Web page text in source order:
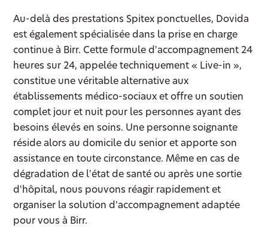
Au-delà des prestations Spitex ponctuelles, Dovida
est également spécialisée dans la prise en charge
continue à Birr. Cette formule d'accompagnement 24
heures sur 24, appelée techniquement « Live-in »,
constitue une véritable alternative aux
établissements médico-sociaux et offre un soutien
complet jour et nuit pour les personnes ayant des
besoins élevés en soins. Une personne soignante
réside alors au domicile du senior et apporte son
assistance en toute circonstance. Même en cas de
dégradation de l'état de santé ou après une sortie
d'hôpital, nous pouvons réagir rapidement et
organiser la solution d'accompagnement adaptée
pour vous à Birr.